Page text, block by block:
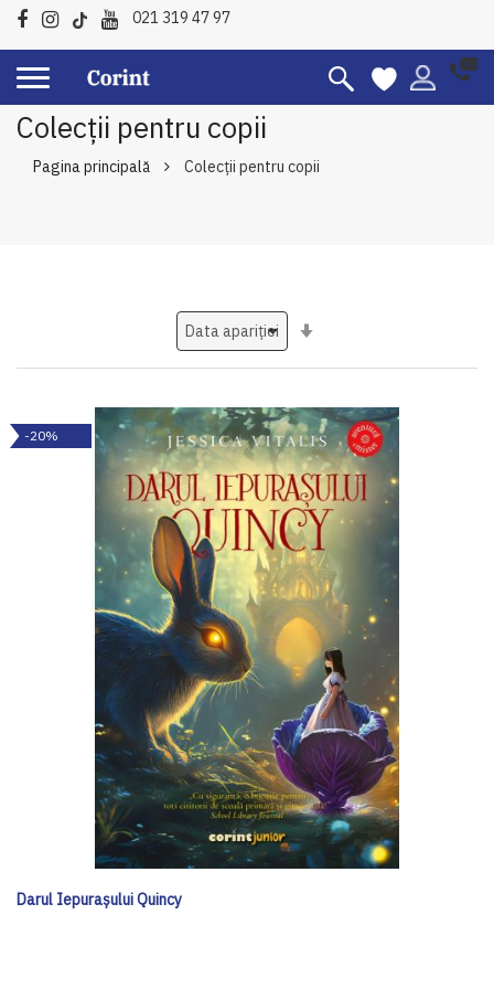
021 319 47 97
Colecții pentru copii
Pagina principală Colecții pentru copii
-20%
Darul Iepurașului Quincy